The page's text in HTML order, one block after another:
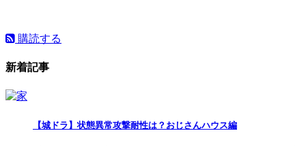
購読する
新着記事
【城ドラ】状態異常攻撃耐性は？おじさんハウス編